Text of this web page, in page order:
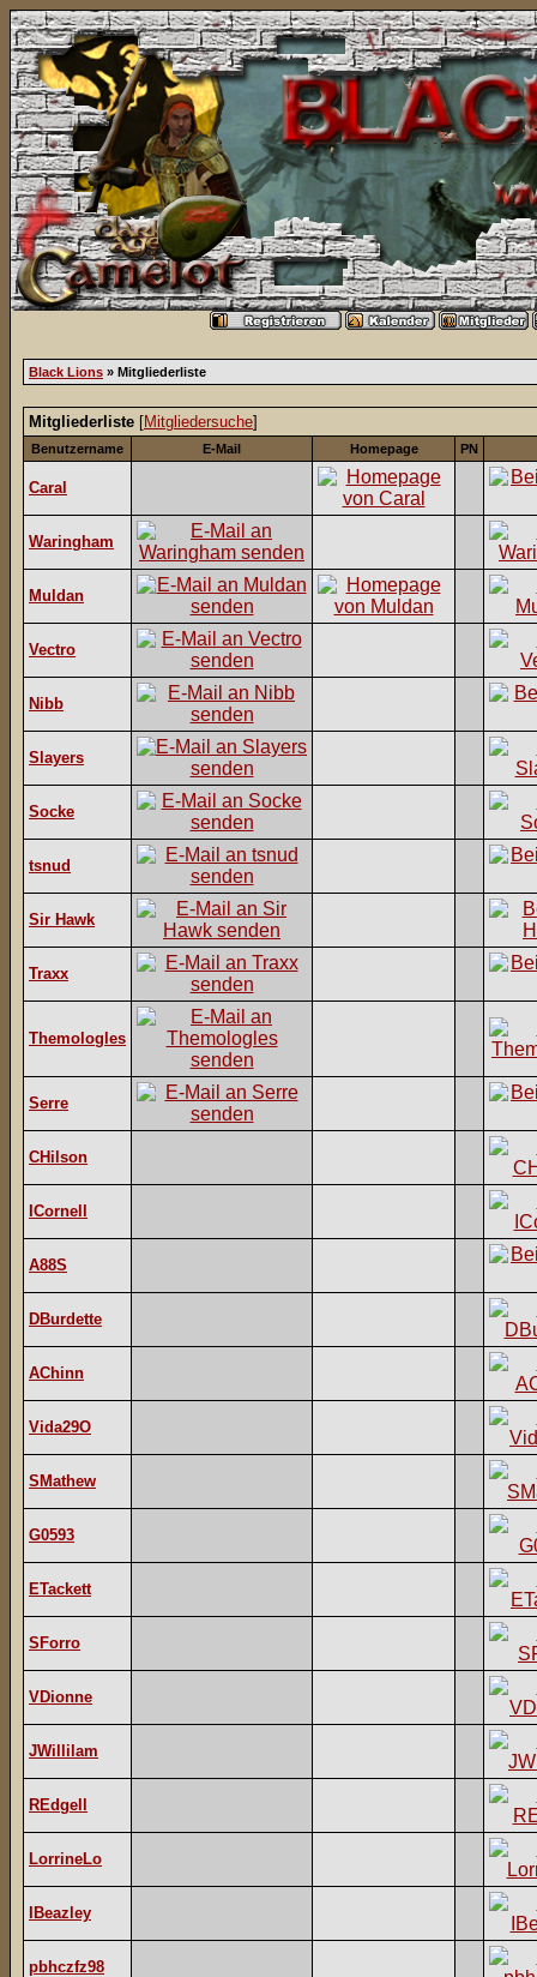
Black Lions » Mitgliederliste
Mitgliederliste [Mitgliedersuche]
Benutzername E-Mail Homepage PN
Caral
Waringham
Muldan
Vectro
Nibb
Slayers
Socke
tsnud
Sir Hawk
Traxx
Themologles
Serre
CHilson
ICornell
A88S
DBurdette
AChinn
Vida29O
SMathew
G0593
ETackett
SForro
VDionne
JWillilam
REdgell
LorrineLo
IBeazley
pbhczfz98